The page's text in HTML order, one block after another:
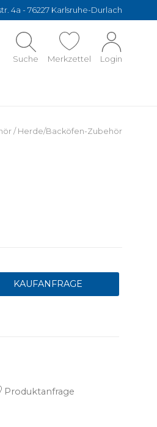
4a - 76227 Karlsruhe-Durlach
Suche Merkzettel Login
/ Herde/Backöfen-Zubehör
Produktanfrage